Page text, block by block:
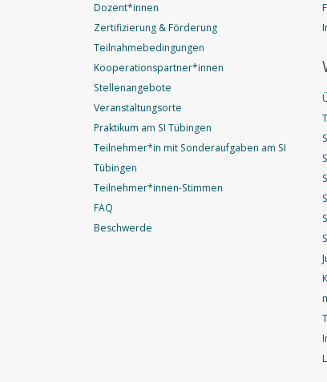
Dozent*innen
Zertifizierung & Förderung
Teilnahmebedingungen
Kooperationspartner*innen
Stellenangebote
Veranstaltungsorte
Praktikum am SI Tübingen
Teilnehmer*in mit Sonderaufgaben am SI
Tübingen
Teilnehmer*innen-Stimmen
FAQ
Beschwerde